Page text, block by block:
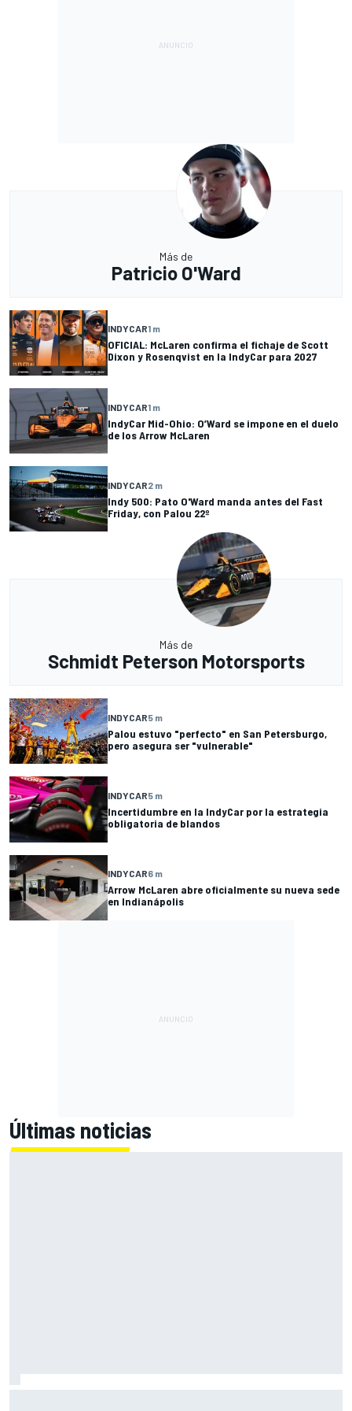
Más de
Patricio O'Ward
INDYCAR1 m
OFICIAL: McLaren confirma el fichaje de Scott
Dixon y Rosenqvist en la IndyCar para 2027
INDYCAR1 m
IndyCar Mid-Ohio: O’Ward se impone en el duelo
de los Arrow McLaren
INDYCAR2 m
Indy 500: Pato O'Ward manda antes del Fast
Friday, con Palou 22º
Más de
Schmidt Peterson Motorsports
INDYCAR5 m
Palou estuvo "perfecto" en San Petersburgo,
pero asegura ser "vulnerable"
INDYCAR5 m
Incertidumbre en la IndyCar por la estrategia
obligatoria de blandos
INDYCAR6 m
Arrow McLaren abre oficialmente su nueva sede
en Indianápolis
Últimas noticias